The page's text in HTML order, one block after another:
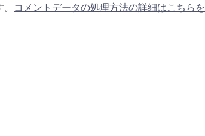
コメントデータの処理方法の詳細はこちらを